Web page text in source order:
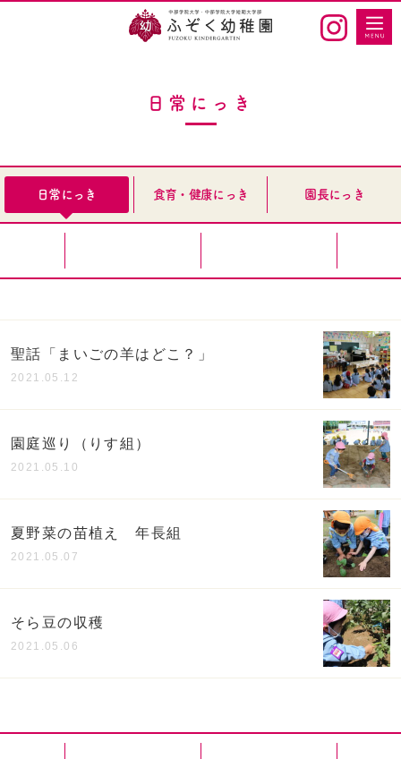
日常にっき
日常にっき 食育・健康にっき 園長にっき
2021.05.12
聖話「まいごの羊はどこ？」
2021.05.10
園庭巡り（りす組）
2021.05.07
夏野菜の苗植え 年長組
2021.05.06
そら豆の収穫